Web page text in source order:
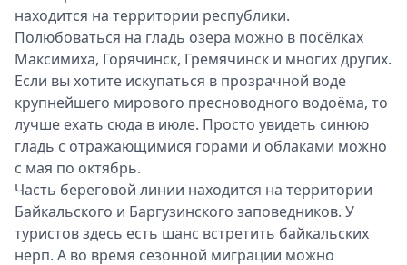
находится на территории республики.
Полюбоваться на гладь озера можно в посёлках
Максимиха, Горячинск, Гремячинск и многих других.
Если вы хотите искупаться в прозрачной воде
крупнейшего мирового пресноводного водоёма, то
лучше ехать сюда в июле. Просто увидеть синюю
гладь с отражающимися горами и облаками можно
с мая по октябрь.
Часть береговой линии находится на территории
Байкальского и Баргузинского заповедников. У
туристов здесь есть шанс встретить байкальских
нерп. А во время сезонной миграции можно